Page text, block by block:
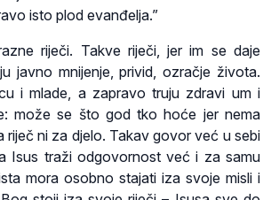
isto plod evanđelja.”
riječi. Takve riječi, jer im se daje
javno mnijenje, privid, ozračje života.
i mlade, a zapravo truju zdravi um i
može se što god tko hoće jer nema
riječ ni za djelo. Takav govor već u sebi
Isus traži odgovornost već i za samu
mora osobno stajati iza svoje misli i